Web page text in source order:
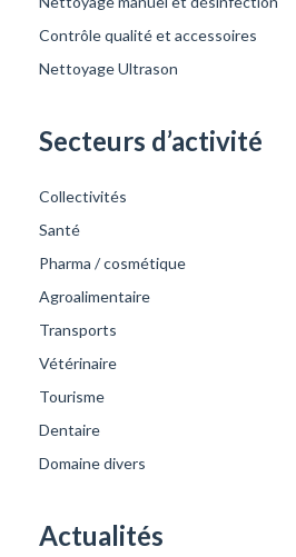
Contrôle qualité et accessoires
Nettoyage Ultrason
Secteurs d’activité
Collectivités
Santé
Pharma / cosmétique
Agroalimentaire
Transports
Vétérinaire
Tourisme
Dentaire
Domaine divers
Actualités